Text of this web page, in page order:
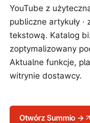
YouTube z
publiczne artykuły
tekstową. Katalog
zoptymalizowany
Aktualne funkcje,
witrynie dostawcy.
Otwórz Summio →